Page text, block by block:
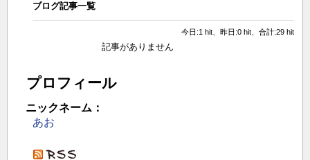
ブログ記事一覧
今日:1 hit、昨日:0 hit、合計:29 hit
記事がありません
プロフィール
ニックネーム：
あお